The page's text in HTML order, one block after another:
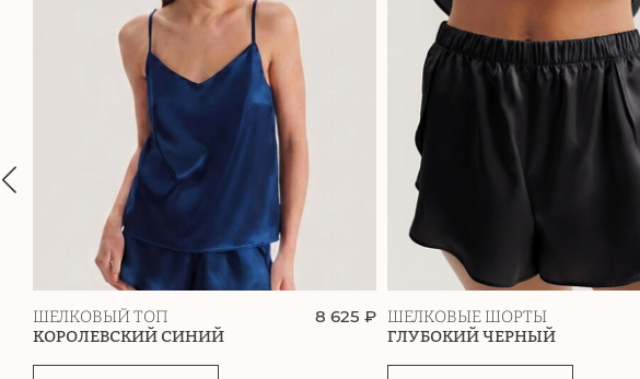
ШЕЛКОВЫЙ ТОП
КОРОЛЕВСКИЙ СИНИЙ
8 625 ₽
ШЕЛКОВЫЕ ШОРТЫ
ГЛУБОКИЙ ЧЕРНЫЙ